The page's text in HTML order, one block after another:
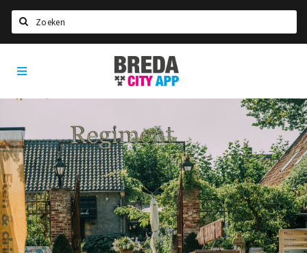
Home
Agenda
Party pics
Nieuws, interviews & blogs
Eten
Drinken
Slapen
Breda
City
App